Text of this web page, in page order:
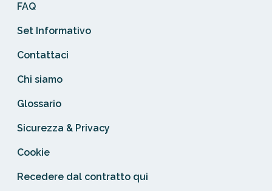
FAQ
Set Informativo
Contattaci
Chi siamo
Glossario
Sicurezza & Privacy
Cookie
Recedere dal contratto qui